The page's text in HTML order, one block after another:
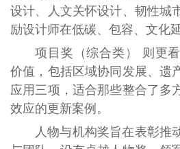
设计、人文关怀设计、韧性城
励设计师在低碳、包容、文化
项目奖（综合类） 则更
价值，包括区域协同发展、遗
应用三项，适合那些整合了多
效应的更新案例。
人物与机构奖旨在表彰推